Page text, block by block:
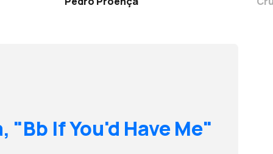
"Bb If You'd Have Me"